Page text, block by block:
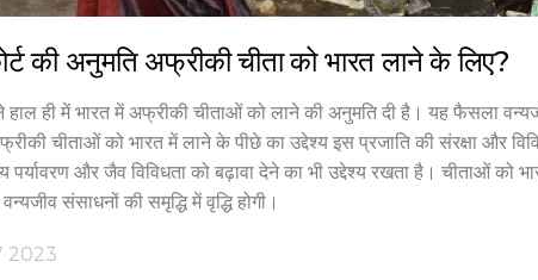
की अनुमति अफ्रीकी चीता को भारत लाने के लिए?
हाल ही में भारत में अफ्रीकी चीताओं को लाने की अनुमति दी है। यह फैसला
चीताओं को भारत में लाने के पीछे का उद्देश्य इस प्रजाति की संरक्षा और
पर्यावरण और जैव विविधता को बढ़ावा देने का भी उद्देश्य रखता है। चीताओं को
संसाधनों की समृद्धि में वृद्धि होगी।
2023